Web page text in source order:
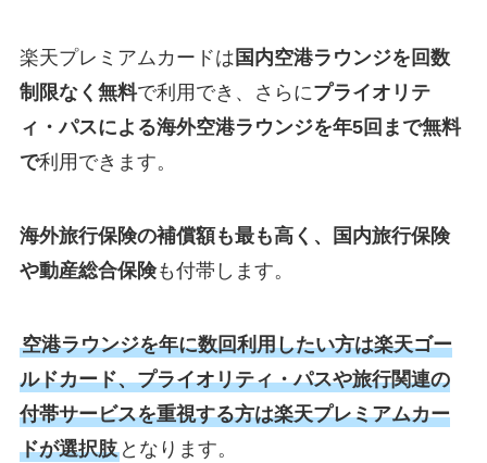
楽天プレミアムカードは 国内空港ラウンジを回数
制限なく無料で利用でき、さらにプライオリテ
ィ・パスによる海外空港ラウンジを年5回まで無料
で利用できます。
海外旅行保険の補償額も最も高く、国内旅行保険
や動産総合保険も付帯します。
空港ラウンジを年に数回利用したい方は楽天ゴー
ルドカード、プライオリティ・パスや旅行関連の
付帯サービスを重視する方は楽天プレミアムカー
ドが選択肢となります。